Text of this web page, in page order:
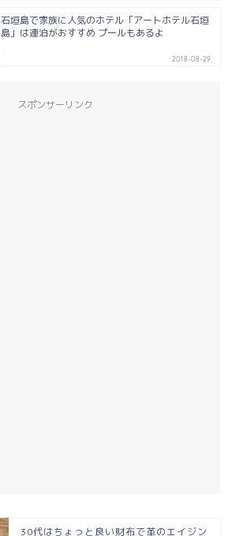
石垣島で家族に人気のホテル「アートホテル石垣
島」は連泊がおすすめ プールもあるよ
2018-08-29
スポンサーリンク
30代はちょっと良い財布で革のエイジン